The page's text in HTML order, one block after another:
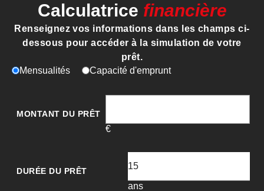
Calculatrice financière
Renseignez vos informations dans les champs ci-
dessous pour accéder à la simulation de votre
prêt.